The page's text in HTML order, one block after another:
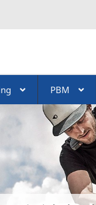
PBM